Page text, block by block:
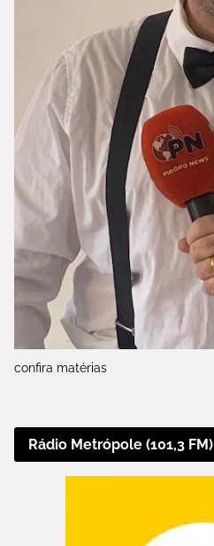
confira matérias
Rádio Metrópole (101,3 FM)